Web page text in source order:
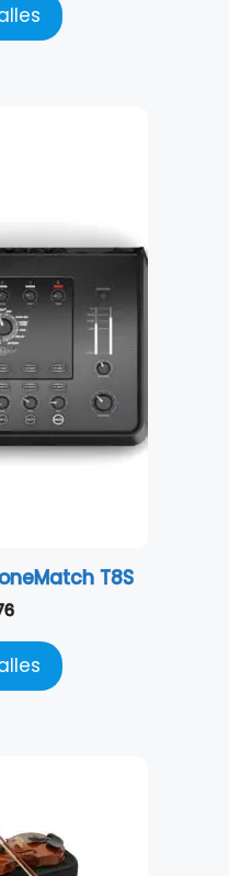
T8S